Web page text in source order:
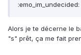
:emo_im_undecided:
Alors je te décerne le
"s" prêt, ça me fait